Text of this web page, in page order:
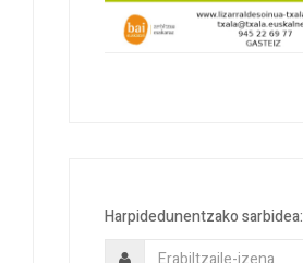
Harpidedunentzako sarbidea: